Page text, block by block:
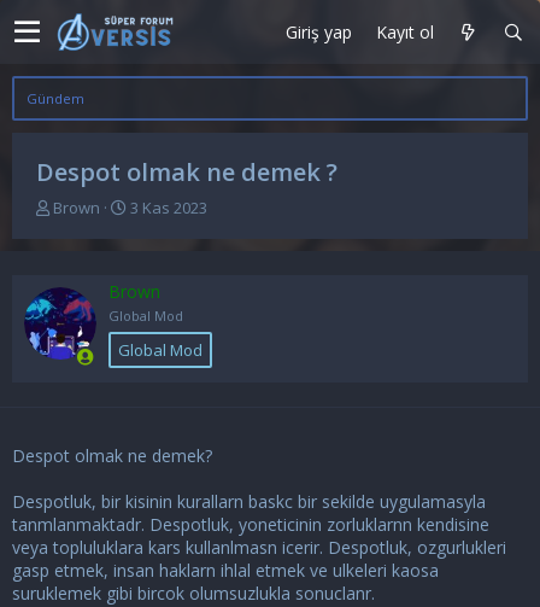
Giriş yap Kayıt ol
Gündem
Despot olmak ne demek ?
K
y
u
b
a
a
Brown
B
a
n
g
ı
i
i
3 Kas 2023
Brown
Global Mod
Global Mod
Despot olmak ne demek?
Despotluk, bir kisinin kurallarn baskc bir sekilde uygulamasyla
tanmlanmaktadr. Despotluk, yoneticinin zorluklarnn kendisine
veya topluluklara kars kullanlmasn icerir. Despotluk, ozgurlukleri
gasp etmek, insan haklarn ihlal etmek ve ulkeleri kaosa
suruklemek gibi bircok olumsuzlukla sonuclanr.